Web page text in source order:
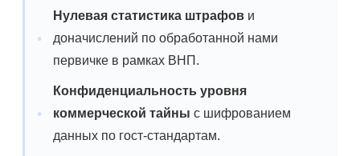
Нулевая статистика штрафов и
доначислений по обработанной нами
первичке в рамках ВНП.
Конфиденциальность уровня
коммерческой тайны с шифрованием
данных по гост-стандартам.